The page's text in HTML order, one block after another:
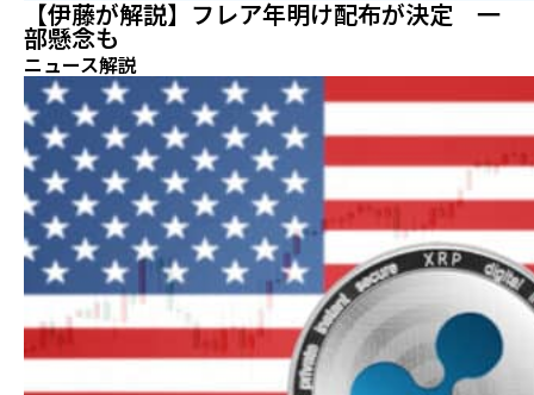
【伊藤が解説】フレア年明け配布が決定 一
部懸念も
ニュース解説